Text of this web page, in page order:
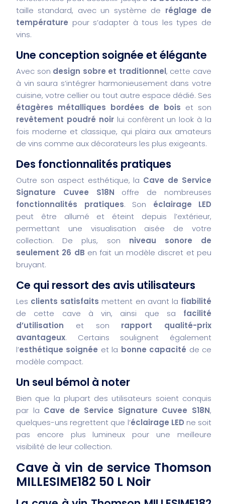
taille standard, avec un système de réglage de
température pour s’adapter à tous les types de
vins.
Une conception soignée et élégante
Avec son design sobre et traditionnel, cette cave
à vin saura s’intégrer harmonieusement dans votre
cuisine, votre cellier ou tout autre espace dédié. Ses
étagères métalliques bordées de bois et son
revêtement poudré noirlui confèrent un look à la
fois moderne et classique, qui plaira aux amateurs
de vins comme aux décorateurs les plus exigeants.
Des fonctionnalités pratiques
Outre son aspect esthétique, la Cave de Service
Signature Cuvee S18N offre de nombreuses
fonctionnalités pratiques. Son éclairage LED
peut être allumé et éteint depuis l’extérieur,
permettant une visualisation aisée de votre
collection. De plus, son niveau sonore de
seulement 26 dB en fait un modèle discret et peu
bruyant.
Ce qui ressort des avis utilisateurs
Les clients satisfaits mettent en avant la fiabilité
de cette cave à vin, ainsi que sa facilité
d’utilisation et son rapport qualité-prix
avantageux. Certains soulignent également
l’esthétique soignée et la bonne capacité de ce
modèle compact.
Un seul bémol à noter
Bien que la plupart des utilisateurs soient conquis
par la Cave de Service Signature Cuvee S18N,
quelques-uns regrettent que l’éclairage LED ne soit
pas encore plus lumineux pour une meilleure
visibilité de leur collection.
Cave à vin de service Thomson
MILLESIME182 50 L Noir